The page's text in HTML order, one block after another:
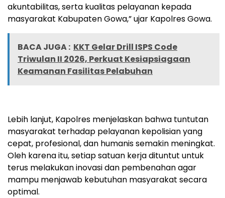
akuntabilitas, serta kualitas pelayanan kepada
masyarakat Kabupaten Gowa,” ujar Kapolres Gowa.
BACA JUGA : KKT Gelar Drill ISPS Code
Triwulan II 2026, Perkuat Kesiapsiagaan
Keamanan Fasilitas Pelabuhan
Lebih lanjut, Kapolres menjelaskan bahwa tuntutan
masyarakat terhadap pelayanan kepolisian yang
cepat, profesional, dan humanis semakin meningkat.
Oleh karena itu, setiap satuan kerja dituntut untuk
terus melakukan inovasi dan pembenahan agar
mampu menjawab kebutuhan masyarakat secara
optimal.